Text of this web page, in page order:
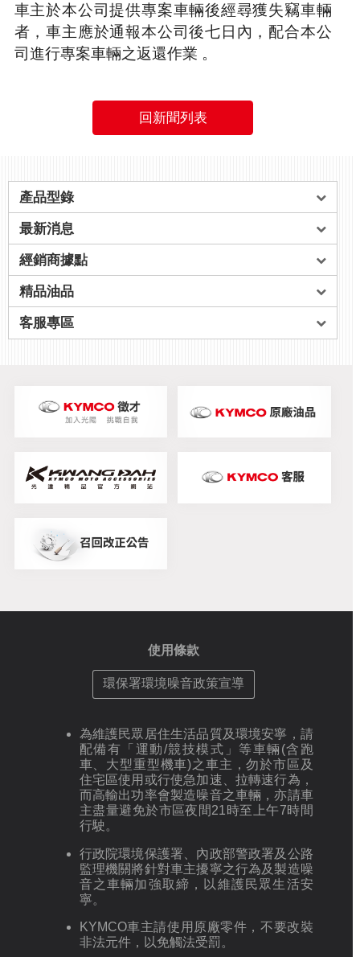
車主於本公司提供專案車輛後經尋獲失竊車輛
者，車主應於通報本公司後七日內，配合本公
司進行專案車輛之返還作業 。
回新聞列表
產品型錄
最新消息
經銷商據點
精品油品
客服專區
使用條款
環保署環境噪音政策宣導
為維護民眾居住生活品質及環境安寧，請
配備有「運動/競技模式」等車輛(含跑
車、大型重型機車)之車主，勿於市區及
住宅區使用或行使急加速、拉轉速行為，
而高輸出功率會製造噪音之車輛，亦請車
主盡量避免於市區夜間21時至上午7時間
行駛。
行政院環境保護署、內政部警政署及公路
監理機關將針對車主擾寧之行為及製造噪
音之車輛加強取締，以維護民眾生活安
寧。
KYMCO車主請使用原廠零件，不要改裝
非法元件，以免觸法受罰。